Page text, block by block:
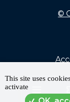
©
de
MENU
This site uses
activate